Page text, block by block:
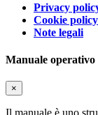
Privacy
Cookie policy
Note legali
Manuale operativo
×